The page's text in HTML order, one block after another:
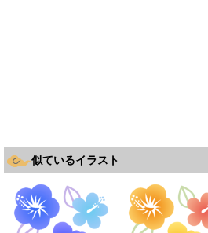
似ているイラスト